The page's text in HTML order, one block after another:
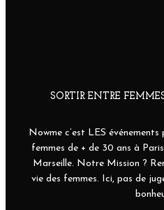
SORTIR ENTRE
Nowme c’est LES
femmes de + de 30 ans à
Marseille. Notre Mission ?
vie des femmes. Ici, pas de